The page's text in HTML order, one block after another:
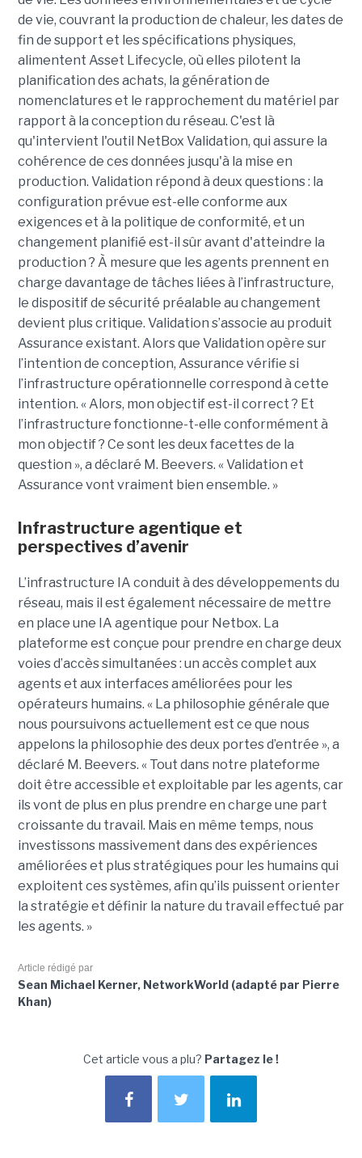
de vie, couvrant la production de chaleur, les dates de
fin de support et les spécifications physiques,
alimentent Asset Lifecycle, où elles pilotent la
planification des achats, la génération de
nomenclatures et le rapprochement du matériel par
rapport à la conception du réseau. C'est là
qu'intervient l'outil NetBox Validation, qui assure la
cohérence de ces données jusqu'à la mise en
production. Validation répond à deux questions : la
configuration prévue est-elle conforme aux
exigences et à la politique de conformité, et un
changement planifié est-il sûr avant d'atteindre la
production ? À mesure que les agents prennent en
charge davantage de tâches liées à l’infrastructure,
le dispositif de sécurité préalable au changement
devient plus critique. Validation s’associe au produit
Assurance existant. Alors que Validation opère sur
l’intention de conception, Assurance vérifie si
l’infrastructure opérationnelle correspond à cette
intention. « Alors, mon objectif est-il correct ? Et
l’infrastructure fonctionne-t-elle conformément à
mon objectif ? Ce sont les deux facettes de la
question », a déclaré M. Beevers. « Validation et
Assurance vont vraiment bien ensemble. »
Infrastructure agentique et
perspectives d’avenir
L’infrastructure IA conduit à des développements du
réseau, mais il est également nécessaire de mettre
en place une IA agentique pour Netbox. La
plateforme est conçue pour prendre en charge deux
voies d’accès simultanées : un accès complet aux
agents et aux interfaces améliorées pour les
opérateurs humains. « La philosophie générale que
nous poursuivons actuellement est ce que nous
appelons la philosophie des deux portes d’entrée », a
déclaré M. Beevers. « Tout dans notre plateforme
doit être accessible et exploitable par les agents, car
ils vont de plus en plus prendre en charge une part
croissante du travail. Mais en même temps, nous
investissons massivement dans des expériences
améliorées et plus stratégiques pour les humains qui
exploitent ces systèmes, afin qu’ils puissent orienter
la stratégie et définir la nature du travail effectué par
les agents. »
Article rédigé par
Sean Michael Kerner, NetworkWorld (adapté par Pierre
Khan)
Cet article vous a plu? Partagez le !